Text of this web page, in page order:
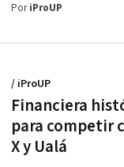
PoriProUP
Financiera
para competir
X y Ualá
/ iProUP